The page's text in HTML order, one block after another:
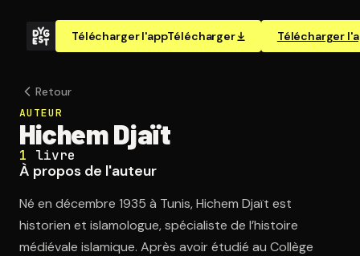
Télécharger l'appTélécharger Télécharger
Retour
AUTEUR
Hichem Djaït
1 livre
À propos de l'auteur
Né en décembre 1935 à Tunis, Hichem Djaït est
historien et islamologue, spécialiste de l’histoire
médiévale islamique. Après avoir étudié au Collège